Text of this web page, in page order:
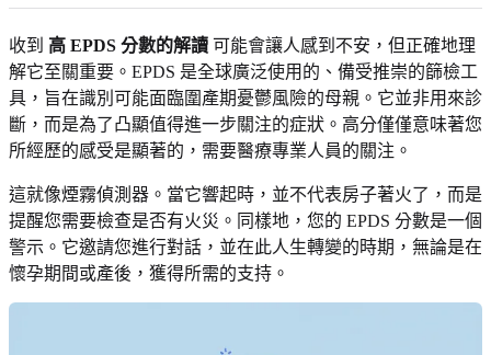
收到 高 EPDS 分數的解讀 可能會讓人感到不安，但正確地理
解它至關重要。EPDS 是全球廣泛使用的、備受推崇的篩檢工
具，旨在識別可能面臨圍產期憂鬱風險的母親。它並非用來診
斷，而是為了凸顯值得進一步關注的症狀。高分僅僅意味著您
所經歷的感受是顯著的，需要醫療專業人員的關注。
這就像煙霧偵測器。當它響起時，並不代表房子著火了，而是
提醒您需要檢查是否有火災。同樣地，您的 EPDS 分數是一個
警示。它邀請您進行對話，並在此人生轉變的時期，無論是在
懷孕期間或產後，獲得所需的支持。